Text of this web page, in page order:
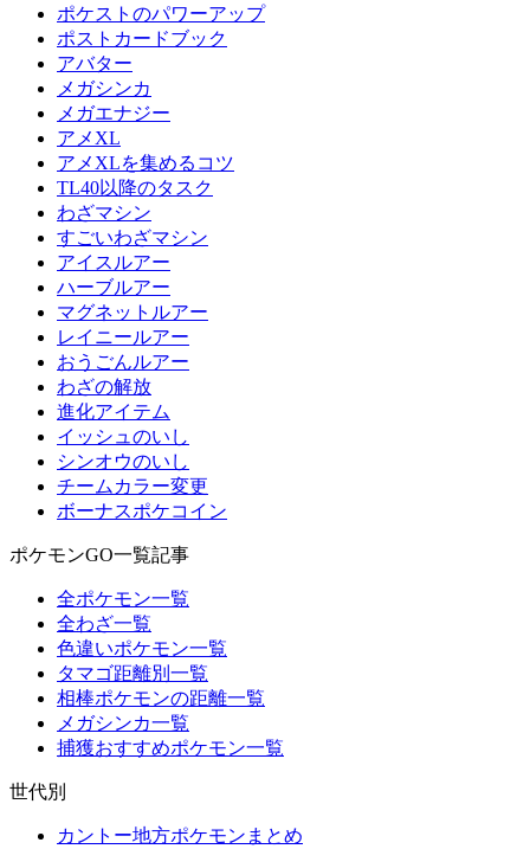
ポケストのパワーアップ
ポストカードブック
アバター
メガシンカ
メガエナジー
アメXL
アメXLを集めるコツ
TL40以降のタスク
わざマシン
すごいわざマシン
アイスルアー
ハーブルアー
マグネットルアー
レイニールアー
おうごんルアー
わざの解放
進化アイテム
イッシュのいし
シンオウのいし
チームカラー変更
ボーナスポケコイン
ポケモンGO一覧記事
全ポケモン一覧
全わざ一覧
色違いポケモン一覧
タマゴ距離別一覧
相棒ポケモンの距離一覧
メガシンカ一覧
捕獲おすすめポケモン一覧
世代別
カントー地方ポケモンまとめ